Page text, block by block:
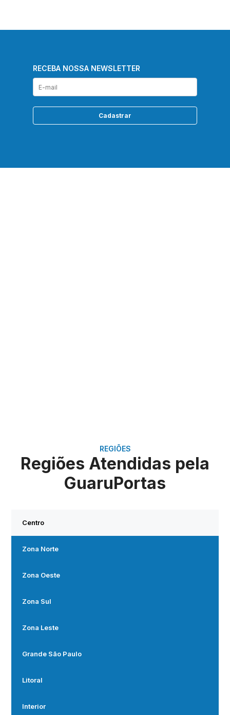
RECEBA NOSSA NEWSLETTER
Cadastrar
REGIÕES
Regiões Atendidas pela
GuaruPortas
Centro
Zona Norte
Zona Oeste
Zona Sul
Zona Leste
Grande São Paulo
Litoral
Interior